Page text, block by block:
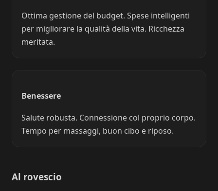
Ottima gestione del budget. Spese intelligenti
per migliorare la qualità della vita. Ricchezza
meritata.
Benessere
Salute robusta. Connessione col proprio corpo.
Tempo per massaggi, buon cibo e riposo.
Al rovescio